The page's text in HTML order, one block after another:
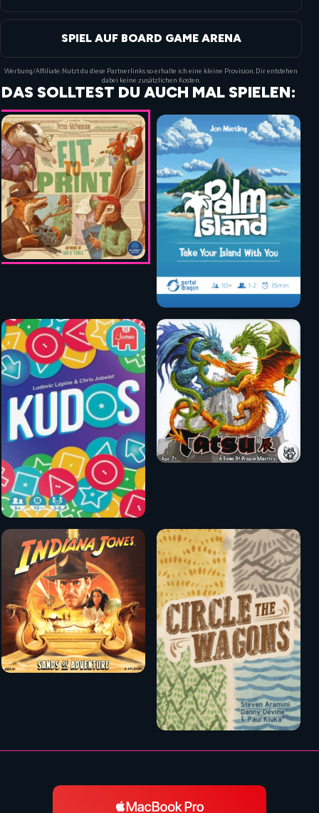
SPIEL AUF BOARD GAME ARENA
Werbung/Affiliate: Nutzt du diese Partnerlinks so erhalte ich eine kleine Provision. Dir entstehen
dabei keine zusätzlichen Kosten.
DAS SOLLTEST DU AUCH MAL SPIELEN: